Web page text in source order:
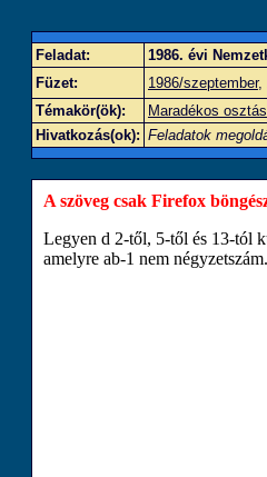
Feladat:
1986. évi
Füzet:
1986/szeptember,
Témakör(ök):
Maradékos osztás
Hivatkozás(ok): Feladatok
A szöveg csak Firefox
Legyen d 2-től, 5-től és 13-tól
amelyre ab-1 nem négyzetszám.